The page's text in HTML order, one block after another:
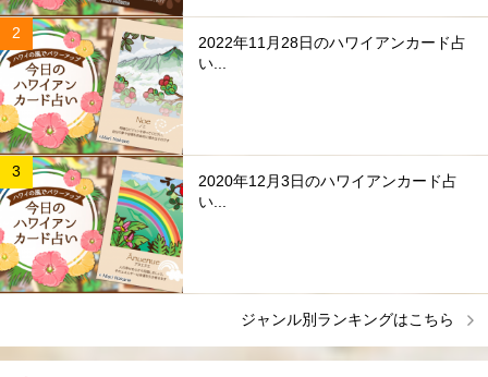
2022年11月28日のハワイアンカード占
い...
2020年12月3日のハワイアンカード占
い...
ジャンル別ランキングはこちら